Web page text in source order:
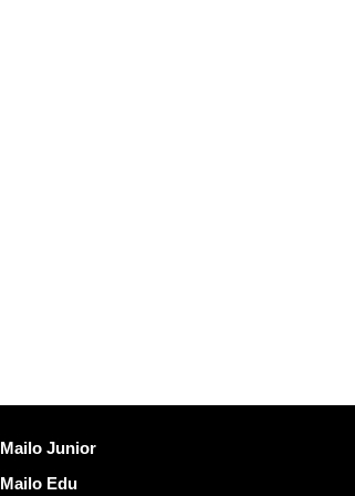
Uppgötva Mailo
Mailo Junior
Mailo Edu